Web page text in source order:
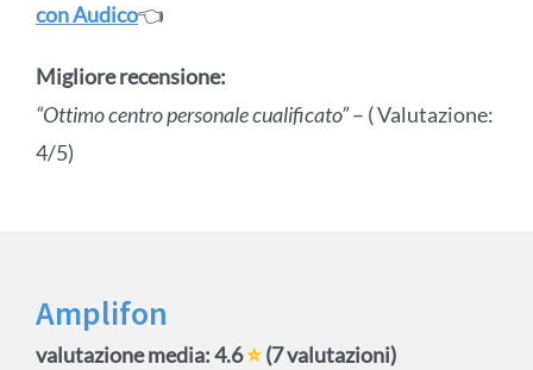
con Audico👈
Migliore recensione:
“Ottimo centro personale cualificato”– ( Valutazione:
4/5)
Amplifon
valutazione media: 4.6⭐(7 valutazioni)